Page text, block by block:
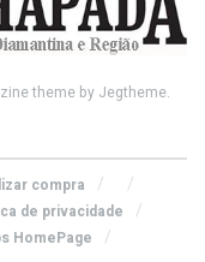
theme by Jegtheme.
compra
de privacidade
HomePage